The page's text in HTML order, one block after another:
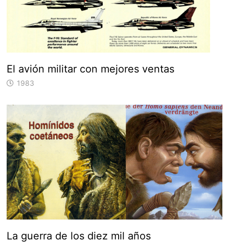
El avión militar con mejores ventas
1983
La guerra de los diez mil años